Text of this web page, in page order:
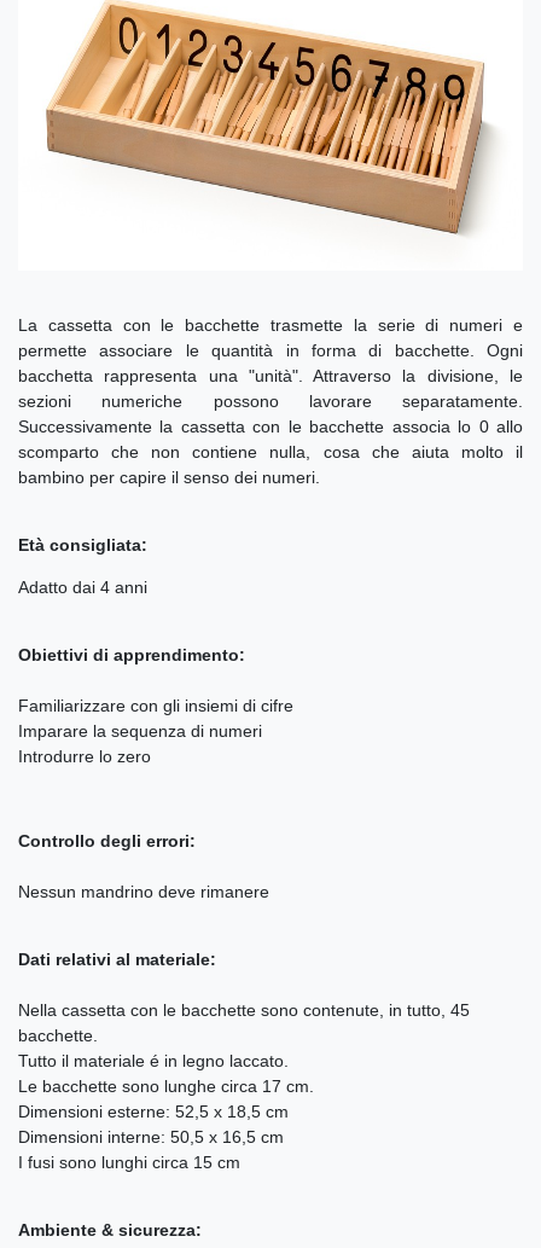
La cassetta con le bacchette trasmette la serie di numeri e
permette associare le quantità in forma di bacchette. Ogni
bacchetta rappresenta una "unità". Attraverso la divisione, le
sezioni numeriche possono lavorare separatamente.
Successivamente la cassetta con le bacchette associa lo 0 allo
scomparto che non contiene nulla, cosa che aiuta molto il
bambino per capire il senso dei numeri.
Età consigliata:
Adatto dai 4 anni
Obiettivi di apprendimento:
Familiarizzare con gli insiemi di cifre
Imparare la sequenza di numeri
Introdurre lo zero
Controllo degli errori:
Nessun mandrino deve rimanere
Dati relativi al materiale:
Nella cassetta con le bacchette sono contenute, in tutto, 45
bacchette.
Tutto il materiale é in legno laccato.
Le bacchette sono lunghe circa 17 cm.
Dimensioni esterne: 52,5 x 18,5 cm
Dimensioni interne: 50,5 x 16,5 cm
I fusi sono lunghi circa 15 cm
Ambiente & sicurezza: